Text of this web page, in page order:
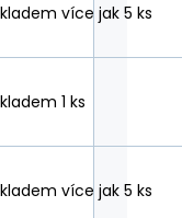
více jak 5 ks
1 ks
více jak 5 ks